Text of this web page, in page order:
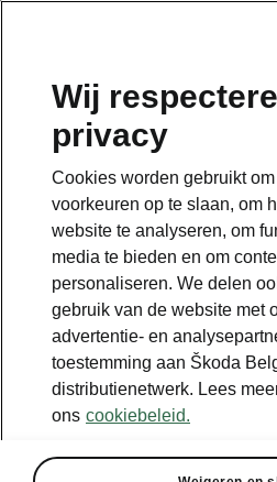
Wij
privacy
Cookies worden gebruikt
voorkeuren op te slaan, om
website te analyseren, om
media te bieden en om
personaliseren. We delen
gebruik van de website met
advertentie- en
toestemming aan Škoda
distributienetwerk. Lees
ons cookiebeleid.